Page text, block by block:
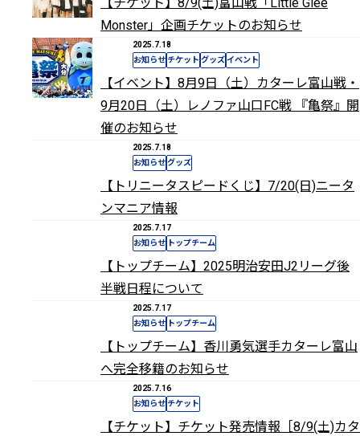
【チケット】8/9(土)富山戦「Little Glee
Monster」企画チケットのお知らせ
2025.7.18
お知らせ チケット グッズ イベント
【イベント】8月9日（土）カターレ富山戦・
9月20日（土）レノファ山口FC戦 『亀祭』開
催のお知らせ
2025.7.18
お知らせグッズ
【トリニータスピードくじ】7/20(日)ニータ
ンマニア情報
2025.7.17
お知らせ トップチーム
【トップチーム】2025明治安田J2リーグ後
半戦日程について
2025.7.17
お知らせ トップチーム
【トップチーム】香川勇気選手カターレ富山
へ完全移籍のお知らせ
2025.7.16
お知らせ チケット
【チケット】チケット発売情報［8/9(土)カタ